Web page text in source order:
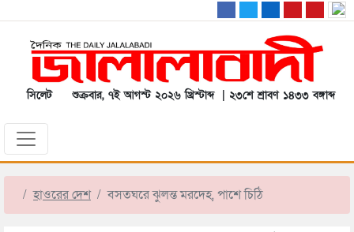
সিলেট শুক্রবার, ৭ই আগস্ট ২০২৬ খ্রিস্টাব্দ | ২৩শে শ্রাবণ ১৪৩৩ বঙ্গাব্দ
হাওরের দেশ বসতঘরে ঝুলন্ত মরদেহ, পাশে চিঠি